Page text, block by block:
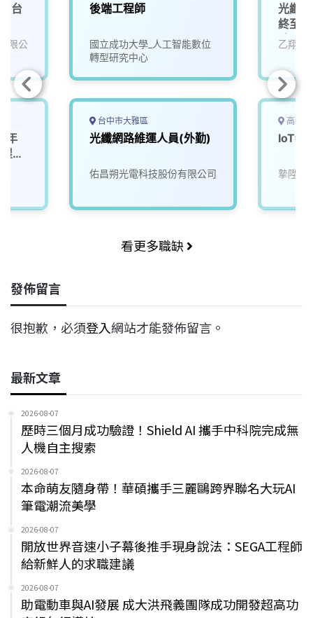
/ 台
限公
年
補
後端工程師
國立成功大學_人工智能數位
轉型研究中心
台中市大雅區
光纖網路維運人員(外勤)
佑昌朔光電科技股份有限公司
光纖
終至
助.颱
乙翔資
高雄
IoT物
摯陞數
看更多職缺
發佈留言
很抱歉，必須登入網站才能發佈留言。
最新文章
2026-08-07
歷時三個月成功驗證！Shield AI 攜手中科院完成無
人機自主搜索
2026-08-07
本命萌友隨身帶！華碩攜手三麗鷗跨界聯名大玩AI
筆電潮流美學
2026-08-07
開放世界音速小子幕後推手現身說法：SEGA工程師
給新鮮人的求職建議
2026-08-07
助電動車與AI發展 成大洪飛義團隊成功開發超高功